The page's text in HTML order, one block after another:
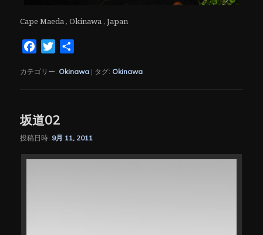
Cape Maeda , Okinawa , Japan
FacebookTwitter
カテゴリー: Okinawa | タグ: Okinawa
坂道02
投稿日時: 9月 11, 2011